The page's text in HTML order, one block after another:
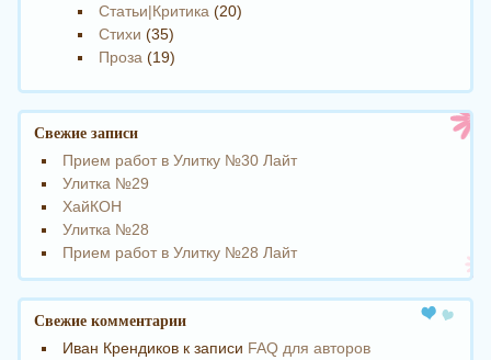
Статьи|Критика (20)
Стихи (35)
Проза (19)
Свежие записи
Прием работ в Улитку №30 Лайт
Улитка №29
ХайКОН
Улитка №28
Прием работ в Улитку №28 Лайт
Свежие комментарии
Иван Крендиков к записи FAQ для авторов